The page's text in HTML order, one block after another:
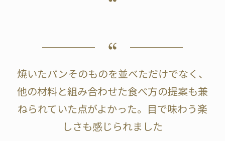
焼いたパンそのものを並べただけでなく、
他の材料と組み合わせた食べ方の提案も兼
ねられていた点がよかった。目で味わう楽
しさも感じられました